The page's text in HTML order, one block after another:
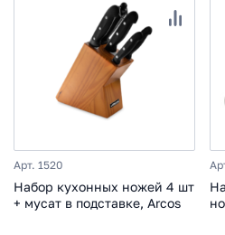
Арт. 1520
Набор кухонных ножей 4 шт
+ мусат в подставке, Arcos